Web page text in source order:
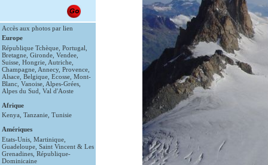
Accès aux photos par lien
Europe
République Tchèque Portugal
Bretagne Gironde Vendee
Suisse Hongrie Autriche
Champagne Annecy, Provence
Alsace Belgique Ecosse Mont-
Blanc Vanoise Alpes-Grées
Alpes du Sud Val d'Aoste
Afrique
Kenya Tanzanie Tunisie
Amériques
Etats-Unis Martinique
Guadeloupe Saint Vincent & Les
Grenadines République-
Dominicaine